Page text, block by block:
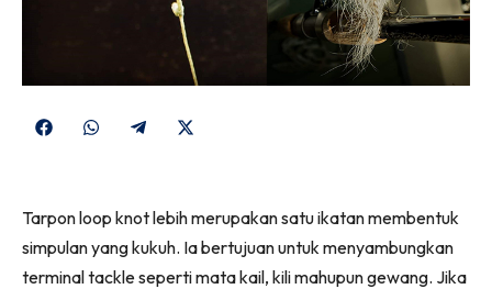
Share
Share
Share
(Twitter)
Tarpon loop knot lebih merupakan satu ikatan membentuk
simpulan yang kukuh. Ia bertujuan untuk menyambungkan
terminal tackle seperti mata kail, kili mahupun gewang. Jika